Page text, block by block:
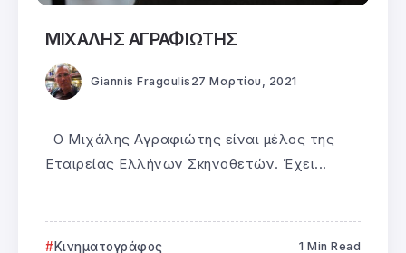
ΜΙΧΑΛΗΣ ΑΓΡΑΦΙΩΤΗΣ
Giannis Fragoulis 27 Μαρτίου, 2021
Ο Μιχάλης Αγραφιώτης είναι μέλος της
Εταιρείας Ελλήνων Σκηνοθετών. Έχει...
Κινηματογράφος 1 Min Read